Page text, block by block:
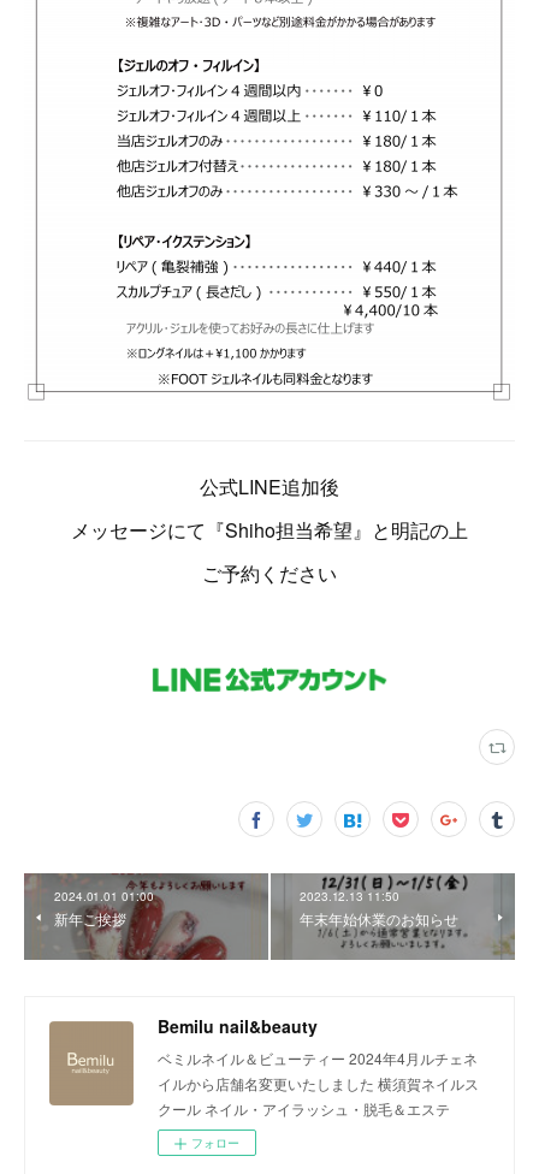
公式LINE追加後
メッセージにて『Shiho担当希望』と明記の上
ご予約ください
2024.01.01 01:00
新年ご挨拶
2023.12.13 11:50
年末年始休業のお知らせ
Bemilu nail&beauty
ベミルネイル＆ビューティー 2024年4月ルチェネ
イルから店舗名変更いたしました 横須賀ネイルス
クール ネイル・アイラッシュ・脱毛＆エステ
フォロー